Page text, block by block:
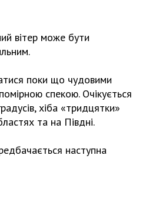
вітер може бути
поки що чудовими
спекою. Очікується
хіба «тридцятки»
та на Півдні.
наступна